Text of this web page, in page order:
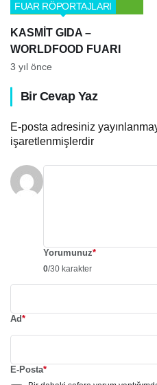
KASMİT GIDA –
WORLDFOOD FUARI
FUAR RÖPORTAJLARI
3 yıl önce
Bir Cevap Yaz
E-posta adresiniz
işaretlenmişlerdir
Yorumunuz*
0/30 karakter
Ad*
E-Posta*